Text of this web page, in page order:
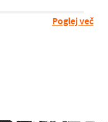
Poglej več